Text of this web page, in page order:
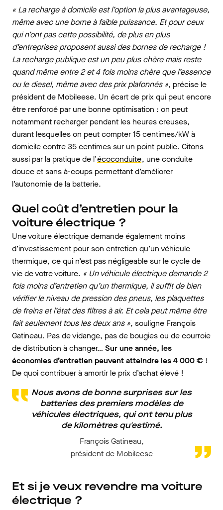
« La recharge à domicile est l’option la plus avantageuse,
même avec une borne à faible puissance. Et pour ceux
qui n’ont pas cette possibilité, de plus en plus
d’entreprises proposent aussi des bornes de recharge !
La recharge publique est un peu plus chère mais reste
quand même entre 2 et 4 fois moins chère que l’essence
ou le diesel, même avec des prix plafonnés », précise le
président de Mobileese. Un écart de prix qui peut encore
être renforcé par une bonne optimisation : on peut
notamment recharger pendant les heures creuses,
durant lesquelles on peut compter 15 centimes/kW à
domicile contre 35 centimes sur un point public. Citons
aussi par la pratique de l’écoconduite, une conduite
douce et sans à-coups permettant d’améliorer
l’autonomie de la batterie.
Quel coût d’entretien pour la
voiture électrique ?
Une voiture électrique demande également moins
d’investissement pour son entretien qu’un véhicule
thermique, ce qui n’est pas négligeable sur le cycle de
vie de votre voiture. « Un véhicule électrique demande 2
fois moins d’entretien qu’un thermique, il suffit de bien
vérifier le niveau de pression des pneus, les plaquettes
de freins et l’état des filtres à air. Et cela peut même être
fait seulement tous les deux ans », souligne François
Gatineau. Pas de vidange, pas de bougies ou de courroie
de distribution à changer… Sur une année, les
économies d’entretien peuvent atteindre les 4 000 € !
De quoi contribuer à amortir le prix d’achat élevé !
Nous avons de bonne surprises sur les
batteries des premiers modèles de
véhicules électriques, qui ont tenu plus
de kilomètres qu'estimé.
François Gatineau,
président de Mobileese
Et si je veux revendre ma voiture
électrique ?